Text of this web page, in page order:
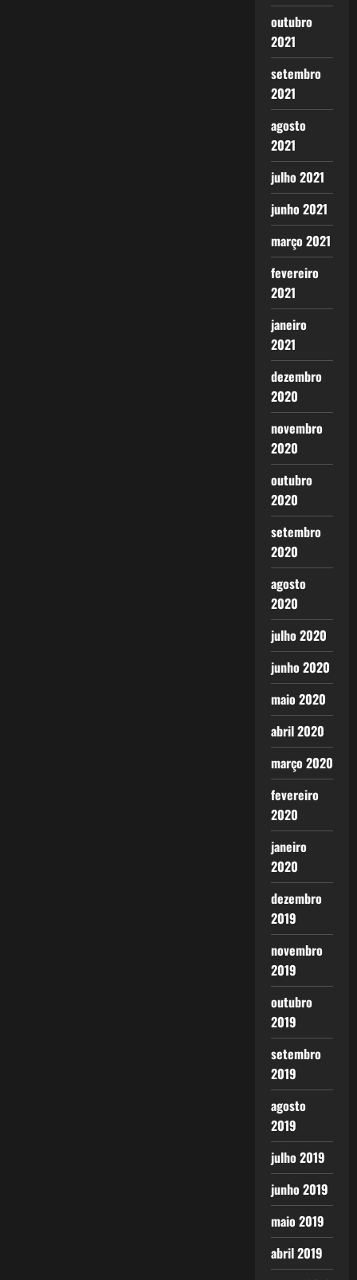
outubro
2021
setembro
2021
agosto
2021
julho 2021
junho 2021
março 2021
fevereiro
2021
janeiro
2021
dezembro
2020
novembro
2020
outubro
2020
setembro
2020
agosto
2020
julho 2020
junho 2020
maio 2020
abril 2020
março 2020
fevereiro
2020
janeiro
2020
dezembro
2019
novembro
2019
outubro
2019
setembro
2019
agosto
2019
julho 2019
junho 2019
maio 2019
abril 2019